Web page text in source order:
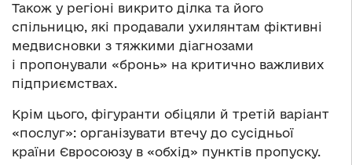
Також у регіоні викрито ділка та його
спільницю, які продавали ухилянтам фіктивні
медвисновки з тяжкими діагнозами
і пропонували «бронь» на критично важливих
підприємствах.
Крім цього, фігуранти обіцяли й третій варіант
«послуг»: організувати втечу до сусідньої
країни Євросоюзу в «обхід» пунктів пропуску.